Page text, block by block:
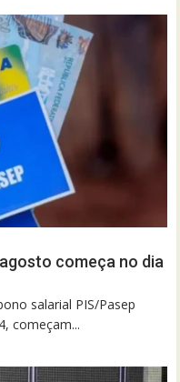
começa no dia
salarial PIS/Pasep
começam...